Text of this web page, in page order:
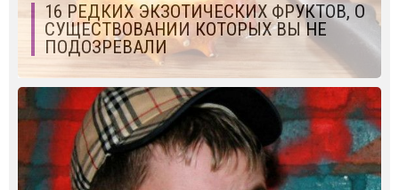
16 РЕДКИХ ЭКЗОТИЧЕСКИХ ФРУКТОВ, О
СУЩЕСТВОВАНИИ КОТОРЫХ ВЫ НЕ
ПОДОЗРЕВАЛИ